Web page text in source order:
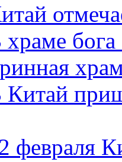
храме
февраля